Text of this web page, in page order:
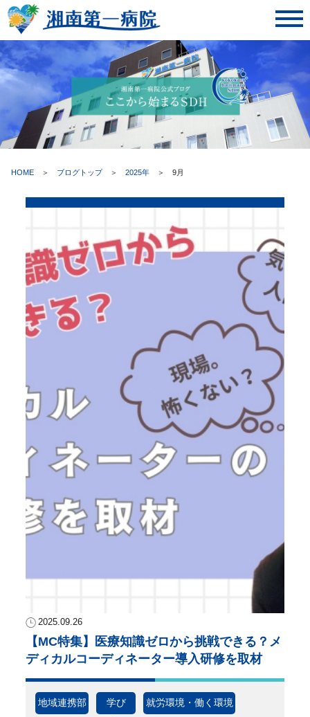
HOME＞ ブログトップ＞ 2025年＞ 9月
ここから始まるSDH | 湘南第一病院・神奈川県藤沢市湘南台
2025.09.26
【MC特集】医療知識ゼロから挑戦できる？メ
ディカルコーディネーター導入研修を取材
地域連携部 学び 就労環境・働く環境